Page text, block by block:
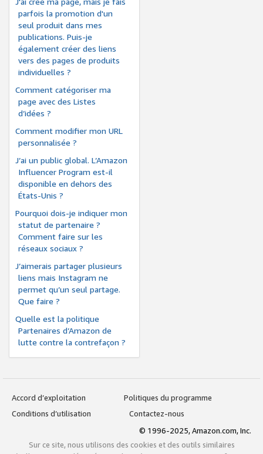
parfois la promotion d'un
seul produit dans mes
publications. Puis-je
également créer des liens
vers des pages de produits
individuelles ?
Comment catégoriser ma
page avec des Listes
d’idées ?
Comment modifier mon URL
personnalisée ?
J’ai un public global. L’Amazon
Influencer Program est-il
disponible en dehors des
États-Unis ?
Pourquoi dois-je indiquer mon
statut de partenaire ?
Comment faire sur les
réseaux sociaux ?
J’aimerais partager plusieurs
liens mais Instagram ne
permet qu’un seul partage.
Que faire ?
Quelle est la politique
Partenaires d’Amazon de
lutte contre la contrefaçon ?
Accord d’exploitation
Politiques du programme
Conditions d’utilisation
Contactez-nous
© 1996-2025, Amazon.com, Inc.
Sur ce site, nous utilisons des cookies et des outils similaires